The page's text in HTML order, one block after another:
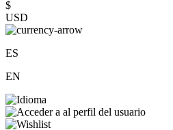
$
USD
ES
EN